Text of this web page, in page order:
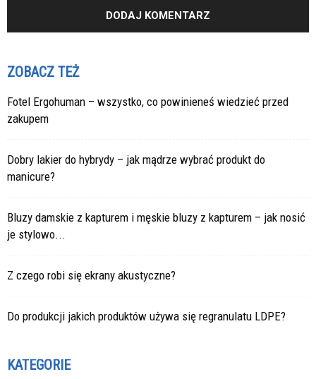
ZOBACZ TEŻ
Fotel Ergohuman – wszystko, co powinieneś wiedzieć przed
zakupem
Dobry lakier do hybrydy – jak mądrze wybrać produkt do
manicure?
Bluzy damskie z kapturem i męskie bluzy z kapturem – jak nosić
je stylowo...
Z czego robi się ekrany akustyczne?
Do produkcji jakich produktów używa się regranulatu LDPE?
KATEGORIE